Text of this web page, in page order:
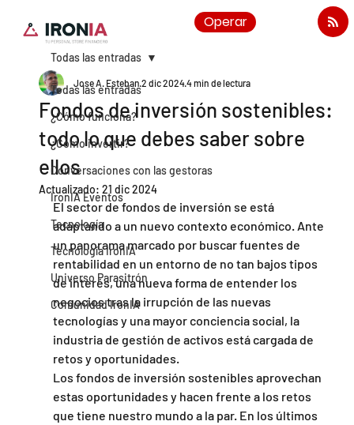
Operar
Todas las entradas
¿Cómo funciona?
¿Cómo invertir?
Conversaciones con las gestoras
IronIA Eventos
Tecnología
Tecnología IronIA
Universo Parasitrón
Comunidad IronIA
Todas las entradas
Fondos de inversión sostenibles:
todo lo que debes saber sobre
ellos
Jose A. Esteban2 dic 20244 min de lectura
Actualizado: 21 dic 2024
El sector de fondos de inversión se está
adaptando a un nuevo contexto económico. Ante
un panorama marcado por buscar fuentes de
rentabilidad en un entorno de no tan bajos tipos
de interés, una nueva forma de entender los
negocios tras la irrupción de las nuevas
tecnologías y una mayor conciencia social, la
industria de gestión de activos está cargada de
retos y oportunidades.
Los fondos de inversión sostenibles aprovechan
estas oportunidades y hacen frente a los retos
que tiene nuestro mundo a la par. En los últimos